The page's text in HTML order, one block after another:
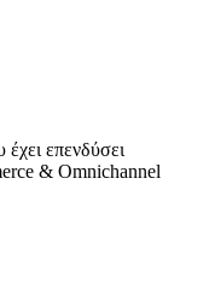
επενδύσει
& Omnichannel